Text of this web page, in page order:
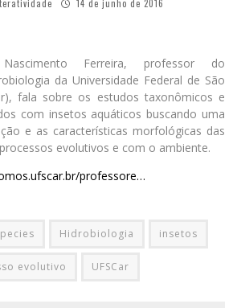
14 de junho de 2016
Ferreira, professor do
da Universidade Federal de São
fala sobre os estudos taxonômicos e
com insetos aquáticos buscando uma
e as características morfológicas das
evolutivos e com o ambiente.
professore…
Hidrobiologia insetos
evolutivo UFSCar